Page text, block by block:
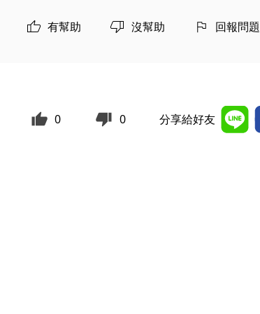
有幫助 沒幫助 回報問題
0 0 分享給好友